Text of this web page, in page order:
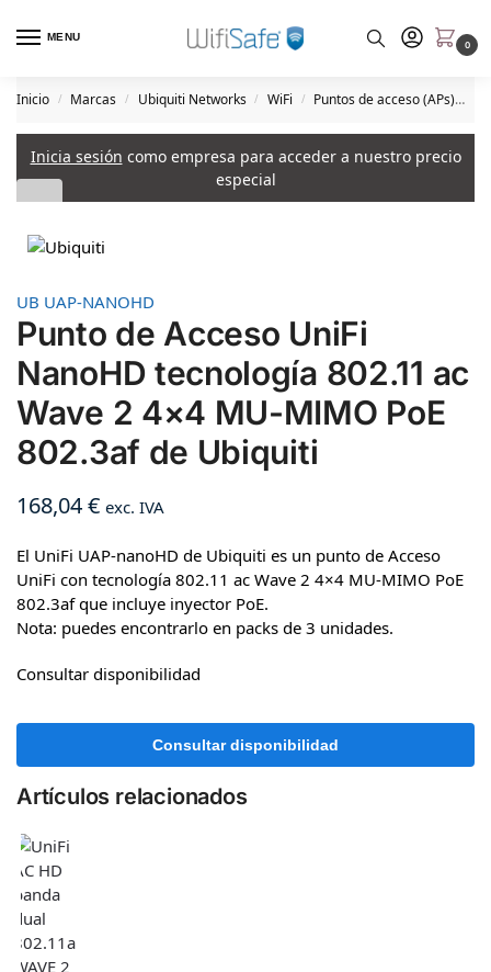
MENU
0
Inicio / Marcas / Ubiquiti Networks / WiFi / Puntos de acceso (APs)
Inicia sesión como empresa para acceder a nuestro precio
especial
UB UAP-NANOHD
Punto de Acceso UniFi
NanoHD tecnología 802.11 ac
Wave 2 4×4 MU-MIMO PoE
802.3af de Ubiquiti
168,04€ exc. IVA
El UniFi UAP-nanoHD de Ubiquiti es un punto de Acceso
UniFi con tecnología 802.11 ac Wave 2 4×4 MU-MIMO PoE
802.3af que incluye inyector PoE.
Nota: puedes encontrarlo en packs de 3 unidades.
Consultar disponibilidad
Artículos relacionados